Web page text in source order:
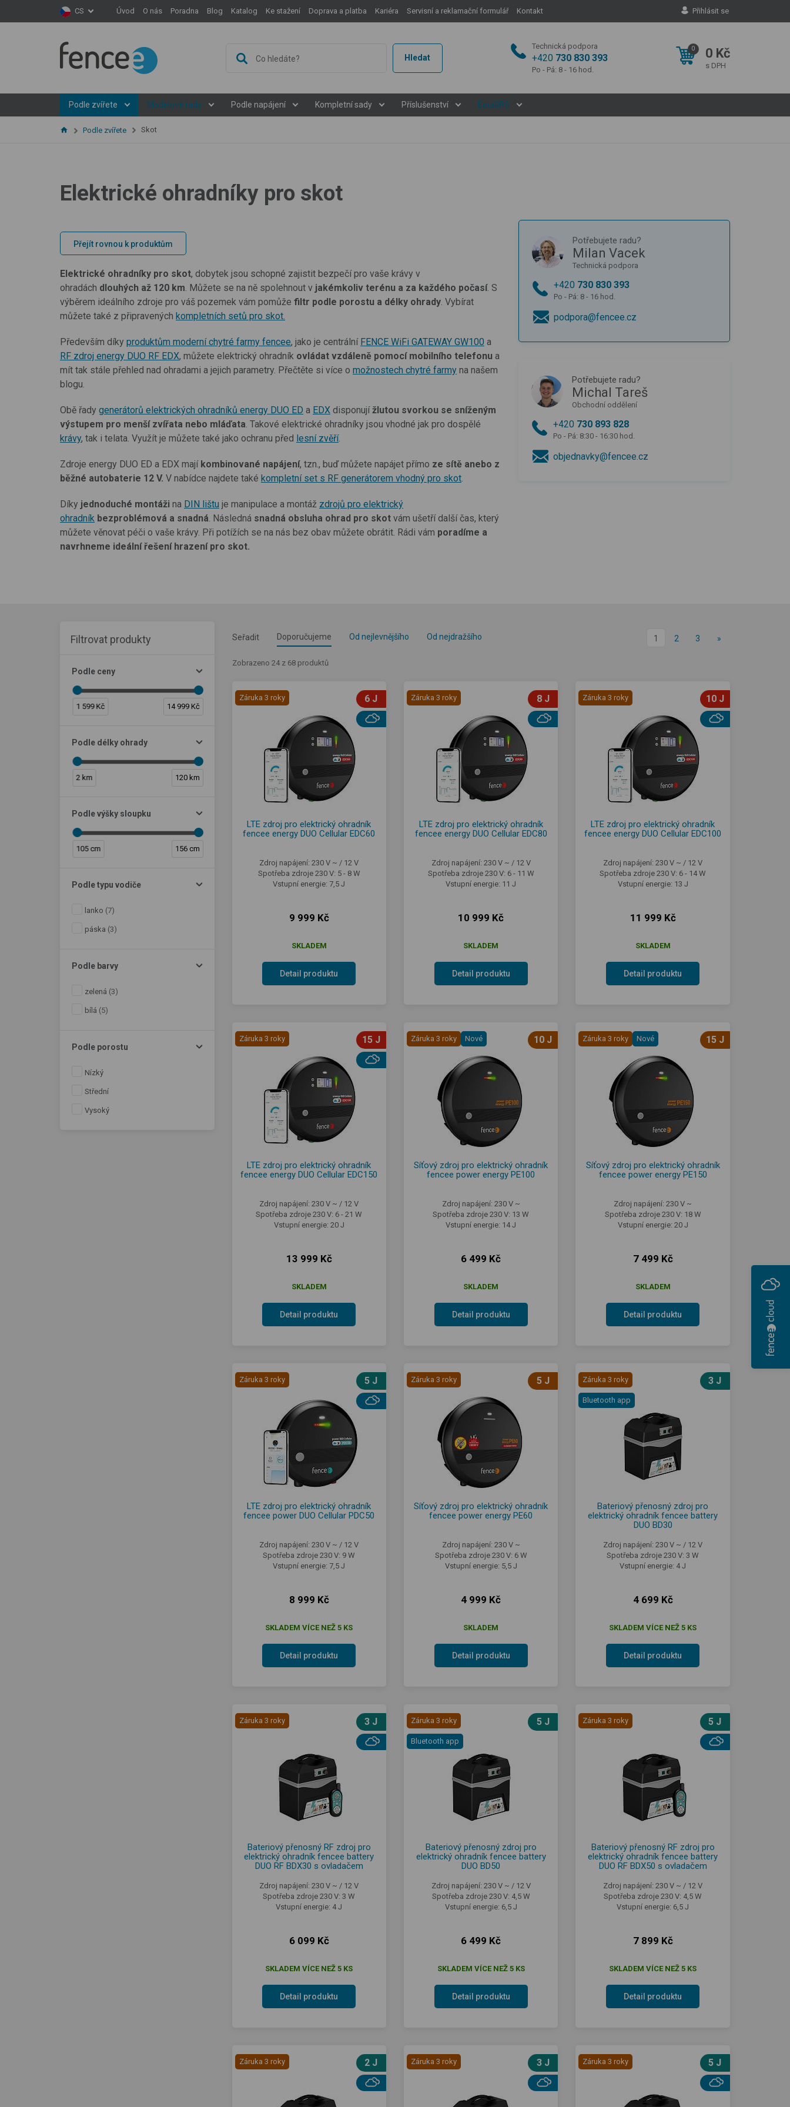
CS Úvod O nás Poradna Blog Katalog Ke stažení Doprava a platba Kariéra Servisní a reklamační formulář Kontakt Přihlásit se
Hledat
Technická podpora
+420 730 830 393
Po - Pá: 8 - 16 hod.
0 0 Kč
s DPH
Podle zvířete Modelové řady Podle napájení Kompletní sady Příslušenství EquiGPS
Podle zvířete Skot
Elektrické ohradníky pro skot
Přejít rovnou k produktům
Elektrické ohradníky pro skot, dobytek jsou schopné zajistit bezpečí pro vaše krávy v
ohradách dlouhých až 120 km . Můžete se na ně spolehnout v jakémkoliv terénu a za každého počasí. S
výběrem ideálního zdroje pro váš pozemek vám pomůže filtr podle porostu a délky ohrady . Vybírat
můžete také z připravených kompletních setů pro skot.
Především díky produktům moderní chytré farmy fencee, jako je centrální FENCE WiFi GATEWAY GW100 a
RF zdroj energy DUO RF EDX, můžete elektrický ohradník ovládat vzdáleně pomocí mobilního telefonu a
mít tak stále přehled nad ohradami a jejich parametry. Přečtěte si více o možnostech chytré farmy na našem
blogu.
Obě řady generátorů elektrických ohradníků energy DUO ED a EDX disponujížlutou svorkou se sníženým
výstupem pro menší zvířata nebo mláďata . Takové elektrické ohradníky jsou vhodné jak pro dospělé
krávy, tak i telata. Využít je můžete také jako ochranu před lesní zvěří.
Zdroje energy DUO ED a EDX mají kombinované napájení, tzn., buď můžete napájet přímo ze sítě anebo z
běžné autobaterie 12 V. V nabídce najdete také kompletní set s RF generátorem vhodný pro skot
Díky jednoduché montáži na DIN lištu je manipulace a montáž zdrojů pro elektrický
ohradník bezproblémová a snadná . Následná snadná obsluha ohrad pro skot vám ušetří další čas, který
můžete věnovat péči o vaše krávy. Při potížích se na nás bez obav můžete obrátit. Rádi vám poradíme a
navrhneme ideální řešení hrazení pro skot.
Potřebujete radu?
Milan Vacek
Technická podpora
+420 730 830 393
Po - Pá: 8 - 16 hod.
podpora@fencee.cz
Potřebujete radu?
Michal Tareš
Obchodní oddělení
+420 730 893 828
Po - Pá: 8:30 - 16:30 hod.
objednavky@fencee.cz
Filtrovat produkty
Podle ceny
1 599 Kč 14 999 Kč
Podle délky ohrady
2 km 120 km
Podle výšky sloupku
105 cm 156 cm
Podle typu vodiče
lanko (7)
páska (3)
Podle barvy
zelená (3)
bílá (5)
Podle porostu
Nízký
Střední
Vysoký
Seřadit Doporučujeme Od nejlevnějšího Od nejdražšího 1 2 3 »
Zobrazeno 24 z 68 produktů
Záruka 3 roky 6 J
LTE zdroj pro elektrický ohradník
fencee energy DUO Cellular EDC60
Zdroj napájení: 230 V ~ / 12 V
Spotřeba zdroje 230 V: 5 - 8 W
Vstupní energie: 7,5 J
9 999 Kč
SKLADEM
Detail produktu
Záruka 3 roky 8 J
LTE zdroj pro elektrický ohradník
fencee energy DUO Cellular EDC80
Zdroj napájení: 230 V ~ / 12 V
Spotřeba zdroje 230 V: 6 - 11 W
Vstupní energie: 11 J
10 999 Kč
SKLADEM
Detail produktu
Záruka 3 roky 10 J
LTE zdroj pro elektrický ohradník
fencee energy DUO Cellular EDC100
Zdroj napájení: 230 V ~ / 12 V
Spotřeba zdroje 230 V: 6 - 14 W
Vstupní energie: 13 J
11 999 Kč
SKLADEM
Detail produktu
Záruka 3 roky 15 J
LTE zdroj pro elektrický ohradník
fencee energy DUO Cellular EDC150
Zdroj napájení: 230 V ~ / 12 V
Spotřeba zdroje 230 V: 6 - 21 W
Vstupní energie: 20 J
13 999 Kč
SKLADEM
Detail produktu
Záruka 3 roky Nové 10 J
Síťový zdroj pro elektrický ohradník
fencee power energy PE100
Zdroj napájení: 230 V ~
Spotřeba zdroje 230 V: 13 W
Vstupní energie: 14 J
6 499 Kč
SKLADEM
Detail produktu
Záruka 3 roky Nové 15 J
Síťový zdroj pro elektrický ohradník
fencee power energy PE150
Zdroj napájení: 230 V ~
Spotřeba zdroje 230 V: 18 W
Vstupní energie: 20 J
7 499 Kč
SKLADEM
Detail produktu
Záruka 3 roky 5 J
LTE zdroj pro elektrický ohradník
fencee power DUO Cellular PDC50
Zdroj napájení: 230 V ~ / 12 V
Spotřeba zdroje 230 V: 9 W
Vstupní energie: 7,5 J
8 999 Kč
SKLADEM VÍCE NEŽ 5 KS
Detail produktu
Záruka 3 roky 5 J
Síťový zdroj pro elektrický ohradník
fencee power energy PE60
Zdroj napájení: 230 V ~
Spotřeba zdroje 230 V: 6 W
Vstupní energie: 5,5 J
4 999 Kč
SKLADEM
Detail produktu
Záruka 3 roky
Bluetooth app
3 J
Bateriový přenosný zdroj pro
elektrický ohradník fencee battery
DUO BD30
Zdroj napájení: 230 V ~ / 12 V
Spotřeba zdroje 230 V: 3 W
Vstupní energie: 4 J
4 699 Kč
SKLADEM VÍCE NEŽ 5 KS
Detail produktu
Záruka 3 roky 3 J
Bateriový přenosný RF zdroj pro
elektrický ohradník fencee battery
DUO RF BDX30 s ovladačem
Zdroj napájení: 230 V ~ / 12 V
Spotřeba zdroje 230 V: 3 W
Vstupní energie: 4 J
6 099 Kč
SKLADEM VÍCE NEŽ 5 KS
Detail produktu
Záruka 3 roky
Bluetooth app
5 J
Bateriový přenosný zdroj pro
elektrický ohradník fencee battery
DUO BD50
Zdroj napájení: 230 V ~ / 12 V
Spotřeba zdroje 230 V: 4,5 W
Vstupní energie: 6,5 J
6 499 Kč
SKLADEM VÍCE NEŽ 5 KS
Detail produktu
Záruka 3 roky 5 J
Bateriový přenosný RF zdroj pro
elektrický ohradník fencee battery
DUO RF BDX50 s ovladačem
Zdroj napájení: 230 V ~ / 12 V
Spotřeba zdroje 230 V: 4,5 W
Vstupní energie: 6,5 J
7 899 Kč
SKLADEM VÍCE NEŽ 5 KS
Detail produktu
Záruka 3 roky 2 J Záruka 3 roky 3 J Záruka 3 roky 5 J